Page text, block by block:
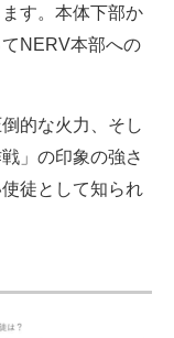
す。本体下部か
NERV本部への
的な火力、そし
」の印象の強さ
徒として知られ